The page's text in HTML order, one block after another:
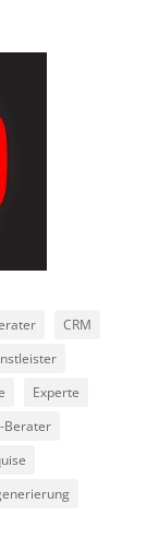
CRM
Experte
Berater